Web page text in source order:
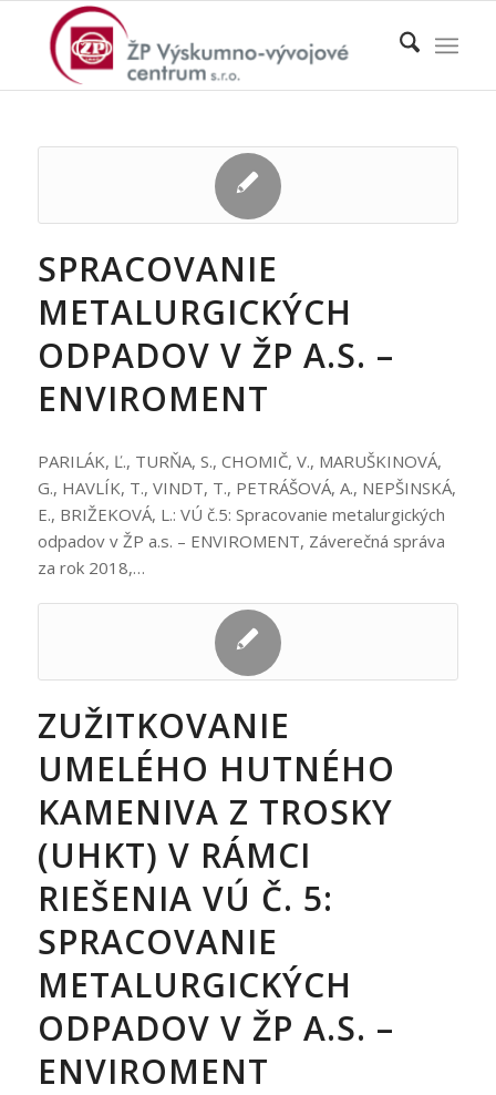
SPRACOVANIE
METALURGICKÝCH
ODPADOV V ŽP A.S. –
ENVIROMENT
PARILÁK, Ľ., TURŇA, S., CHOMIČ, V., MARUŠKINOVÁ,
G., HAVLÍK, T., VINDT, T., PETRÁŠOVÁ, A., NEPŠINSKÁ,
E., BRIŽEKOVÁ, L.: VÚ č.5: Spracovanie metalurgických
odpadov v ŽP a.s. – ENVIROMENT, Záverečná správa
za rok 2018,…
ZUŽITKOVANIE
UMELÉHO HUTNÉHO
KAMENIVA Z TROSKY
(UHKT) V RÁMCI
RIEŠENIA VÚ Č. 5:
SPRACOVANIE
METALURGICKÝCH
ODPADOV V ŽP A.S. –
ENVIROMENT